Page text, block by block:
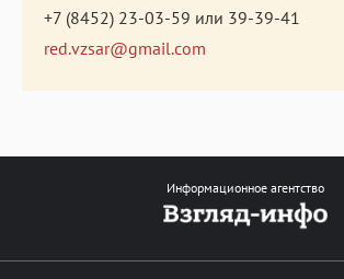
+7 (8452) 23-03-59 или 39-39-41
red.vzsar@gmail.com
Информационное агентство